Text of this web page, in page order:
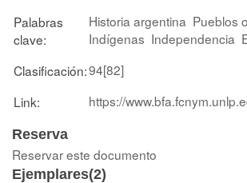
Palabras
clave:
Historia argentina Pueblos
Indígenas Independencia
Clasificación:94[82]
Link:
https://
Reserva
Reservar este documento
Ejemplares(2)